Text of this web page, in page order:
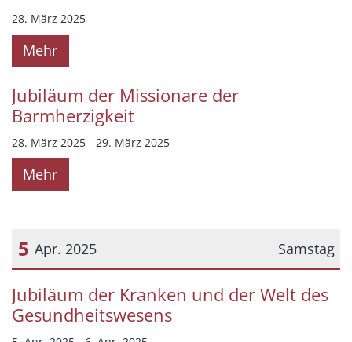
28. März 2025
Mehr
Jubiläum der Missionare der
Barmherzigkeit
28. März 2025 - 29. März 2025
Mehr
Samstag
5 Apr. 2025
Datum: 5. April 2025
Jubiläum der Kranken und der Welt des
Gesundheitswesens